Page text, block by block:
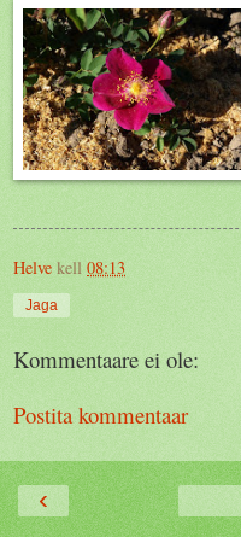
Helve kell 08:13
Jaga
Kommentaare ei ole:
Postita kommentaar
‹